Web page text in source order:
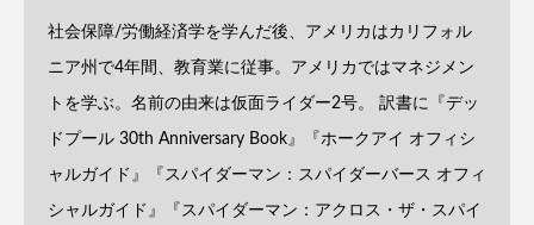
社会保障/労働経済学を学んだ後、アメリカはカリフォル
ニア州で4年間、教育業に従事。アメリカではマネジメン
トを学ぶ。名前の由来は仮面ライダー2号。 訳書に『デッ
ドプール 30th Anniversary Book』『ホークアイ オフィシ
ャルガイド』『スパイダーマン：スパイダーバース オフィ
シャルガイド』『スパイダーマン：アクロス・ザ・スパイ